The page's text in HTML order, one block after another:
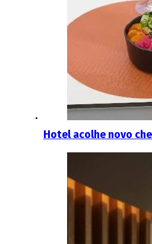
Hotel acolhe novo